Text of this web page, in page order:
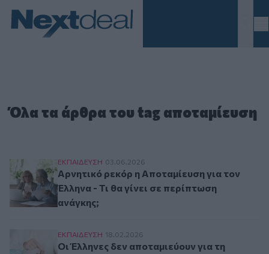
Όλα τα άρθρα του tag αποταμίευση
Αρνητικό ρεκόρ η Αποταμίευση για τον Έλληνα
ΕΚΠΑΙΔΕΥΣΗ 03.06.2026
Αρνητικό ρεκόρ η Αποταμίευση για τον
Έλληνα - Τι θα γίνει σε περίπτωση
ανάγκης;
Οι Έλληνες δεν αποταμιεύουν για τη σύνταξή
ΕΚΠΑΙΔΕΥΣΗ 18.02.2026
Οι Έλληνες δεν αποταμιεύουν για τη